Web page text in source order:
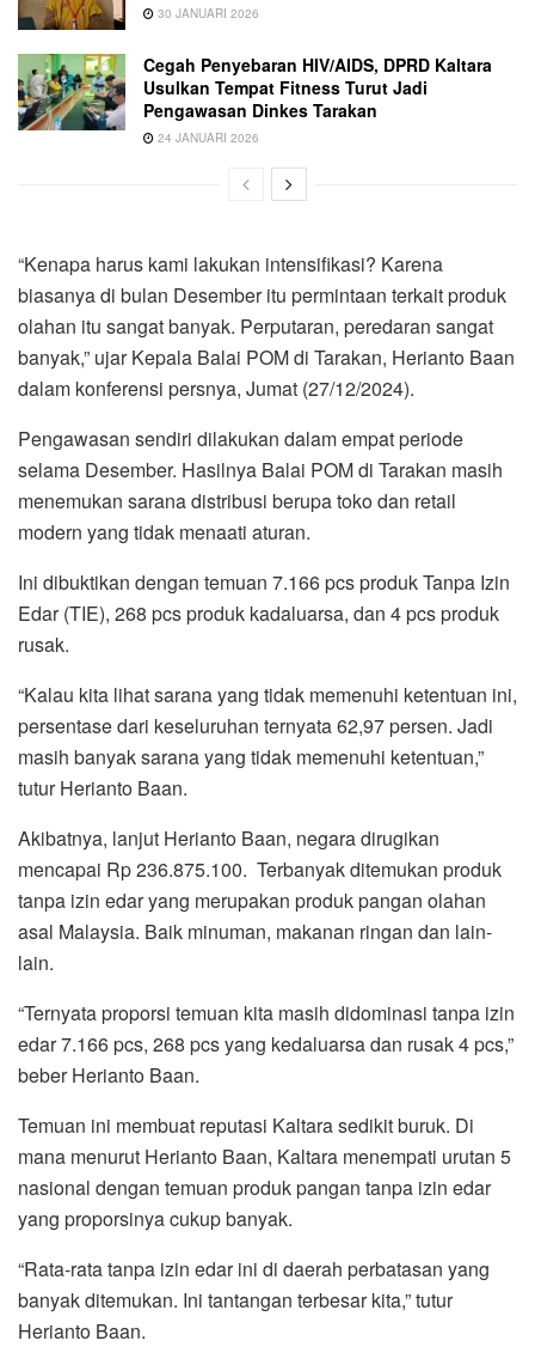
30 JANUARI 2026
Cegah Penyebaran HIV/AIDS, DPRD Kaltara
Usulkan Tempat Fitness Turut Jadi
Pengawasan Dinkes Tarakan
24 JANUARI 2026
“Kenapa harus kami lakukan intensifikasi? Karena
biasanya di bulan Desember itu permintaan terkait produk
olahan itu sangat banyak. Perputaran, peredaran sangat
banyak,” ujar Kepala Balai POM di Tarakan, Herianto Baan
dalam konferensi persnya, Jumat (27/12/2024).
Pengawasan sendiri dilakukan dalam empat periode
selama Desember. Hasilnya Balai POM di Tarakan masih
menemukan sarana distribusi berupa toko dan retail
modern yang tidak menaati aturan.
Ini dibuktikan dengan temuan 7.166 pcs produk Tanpa Izin
Edar (TIE), 268 pcs produk kadaluarsa, dan 4 pcs produk
rusak.
“Kalau kita lihat sarana yang tidak memenuhi ketentuan ini,
persentase dari keseluruhan ternyata 62,97 persen. Jadi
masih banyak sarana yang tidak memenuhi ketentuan,”
tutur Herianto Baan.
Akibatnya, lanjut Herianto Baan, negara dirugikan
mencapai Rp 236.875.100. Terbanyak ditemukan produk
tanpa izin edar yang merupakan produk pangan olahan
asal Malaysia. Baik minuman, makanan ringan dan lain-
lain.
“Ternyata proporsi temuan kita masih didominasi tanpa izin
edar 7.166 pcs, 268 pcs yang kedaluarsa dan rusak 4 pcs,”
beber Herianto Baan.
Temuan ini membuat reputasi Kaltara sedikit buruk. Di
mana menurut Herianto Baan, Kaltara menempati urutan 5
nasional dengan temuan produk pangan tanpa izin edar
yang proporsinya cukup banyak.
“Rata-rata tanpa izin edar ini di daerah perbatasan yang
banyak ditemukan. Ini tantangan terbesar kita,” tutur
Herianto Baan.